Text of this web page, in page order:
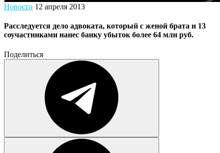
Новости 12 апреля 2013
Расследуется дело адвоката, который с женой брата и 13
соучастниками нанес банку убыток более 64 млн руб.
Поделиться